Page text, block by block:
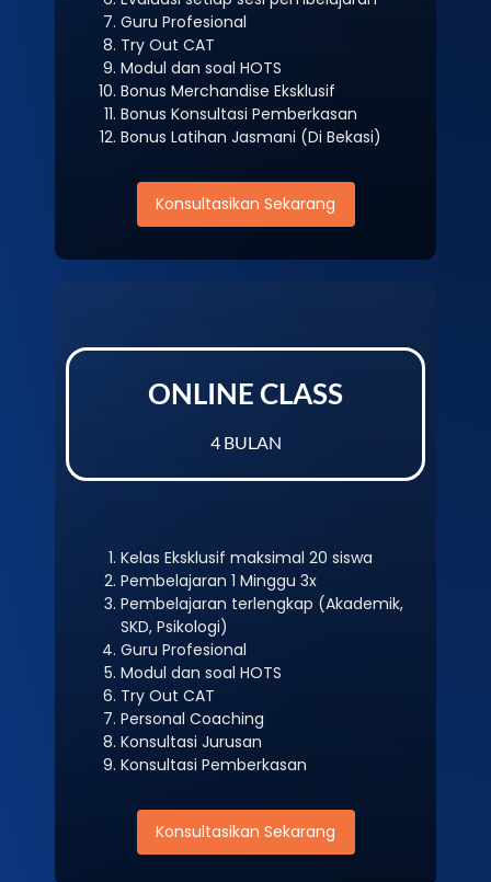
Guru Profesional
Try Out CAT
Modul dan soal HOTS
Bonus Merchandise Eksklusif
Bonus Konsultasi Pemberkasan
Bonus Latihan Jasmani (Di Bekasi)
Konsultasikan Sekarang
ONLINE CLASS
4 BULAN
Kelas Eksklusif maksimal 20 siswa
Pembelajaran 1 Minggu 3x
Pembelajaran terlengkap (Akademik,
SKD, Psikologi)
Guru Profesional
Modul dan soal HOTS
Try Out CAT
Personal Coaching
Konsultasi Jurusan
Konsultasi Pemberkasan
Konsultasikan Sekarang